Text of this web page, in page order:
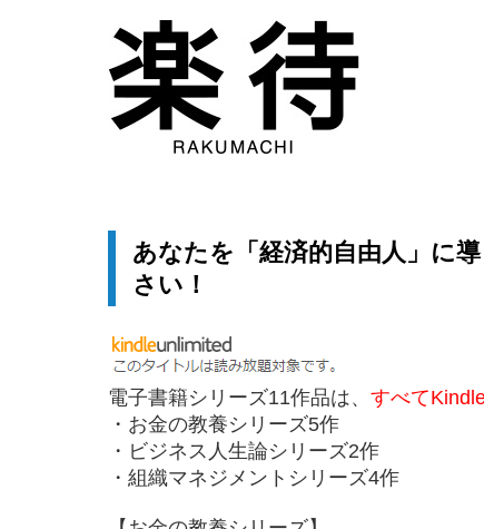
あなたを「経済的自由人」に
さい！
電子書籍シリーズ11作品は、 すべて
・お金の教養シリーズ5作
・ビジネス人生論シリーズ2作
・組織マネジメントシリーズ4作